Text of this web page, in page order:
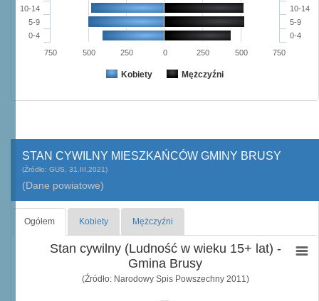
Kobiety Mężczyźni
0-4
5-9
10-14
0-4
5-9
10-14
0
750 500 250 250 500 750
STAN CYWILNY MIESZKAŃCÓW GMINY BRUSY
(Źródło: GUS, 31.III.2021)
(Dane powiatowe)
Ogółem Kobiety Mężczyźni
Stan cywilny (Ludność w wieku 15+ lat) -
Gmina Brusy
(Źródło: Narodowy Spis Powszechny 2011)